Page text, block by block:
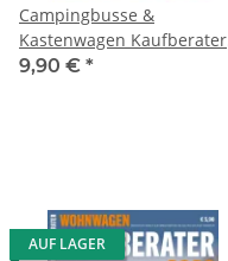
Campingbusse &
Kastenwagen Kaufberater
2022 E-Paper oder Print-
9,90 € *
AUF LAGER